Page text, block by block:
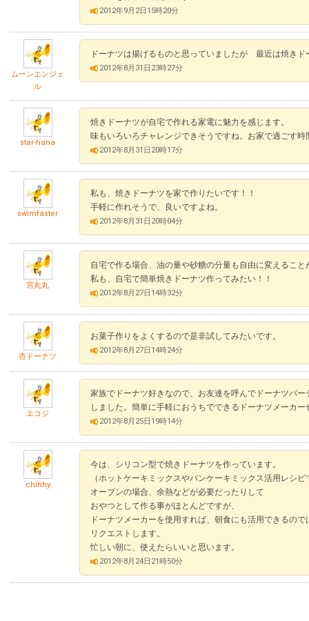
2012年9月2日15時20分
ムーンエンジェ
ル
ドーナツは揚げるものと思っていましたが 最近は焼き
2012年8月31日23時27分
star-hana
焼きドーナツが自宅で作れる家電に魅力を感じます。
味もいろいろチャレンジできそうですね。お家で過ごす
2012年8月31日20時17分
swimfaster
私も、焼きドーナツを家で作りたいです！！
手軽に作れそうで、良いですよね。
2012年8月31日20時04分
宮丸丸
自宅で作る場合、油の量や砂糖の分量も自由に変えるこ
私も、自宅で簡単焼きドーナツ作ってみたい！！
2012年8月27日14時32分
杏ドーナツ
お菓子作りをよくするので是非試してみたいです。
2012年8月27日14時24分
エコジ
家族でドーナツ好きなので、お友達を呼んでドーナツパ
しました。簡単に手軽におうちでできるドーナツメーカ
2012年8月25日19時14分
chihhy
今は、シリコン型で焼きドーナツを作っています。
（ホットケーキミックスやパンケーキミックス活用レシピ
オーブンの場合、余熱などが必要だったりして
おやつとして作る事がほとんどですが、
ドーナツメーカーを使用すれば、朝食にも活用できるので
リクエストします。
忙しい朝に、使えたらいいと思います。
2012年8月24日21時50分